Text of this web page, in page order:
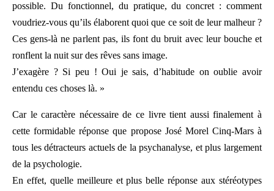
possible. Du fonctionnel, du pratique, du concret : comment
voudriez-vous qu’ils élaborent quoi que ce soit de leur malheur ?
Ces gens-là ne parlent pas, ils font du bruit avec leur bouche et
ronflent la nuit sur des rêves sans image.
J’exagère ? Si peu ! Oui je sais, d’habitude on oublie avoir
entendu ces choses là. »
Car le caractère nécessaire de ce livre tient aussi finalement à
cette formidable réponse que propose José Morel Cinq-Mars à
tous les détracteurs actuels de la psychanalyse, et plus largement
de la psychologie.
En effet, quelle meilleure et plus belle réponse aux stéréotypes